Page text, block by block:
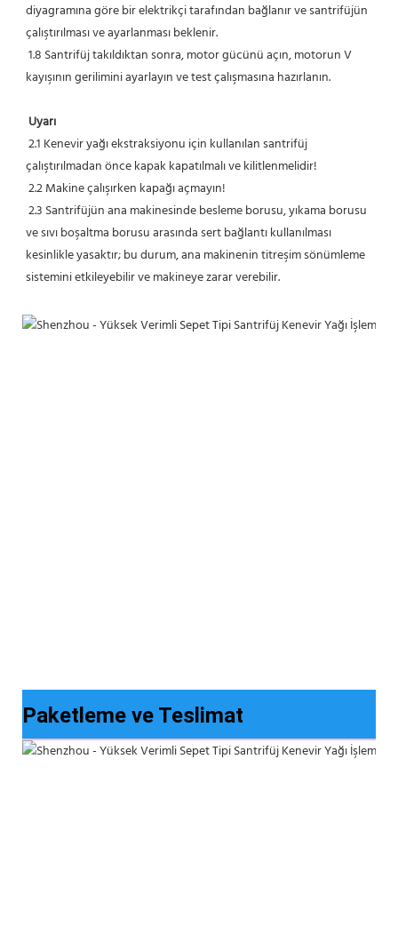
diyagramına göre bir elektrikçi tarafından bağlanır ve santrifüjün
çalıştırılması ve ayarlanması beklenir.
kayışının gerilimini ayarlayın ve test çalışmasına hazırlanın.
Uyarı
çalıştırılmadan önce kapak kapatılmalı ve kilitlenmelidir!
2.2 Makine çalışırken kapağı açmayın!
ve sıvı boşaltma borusu arasında sert bağlantı kullanılması
kesinlikle yasaktır; bu durum, ana makinenin titreşim sönümleme
sistemini etkileyebilir ve makineye zarar verebilir.
Paketleme ve Teslimat